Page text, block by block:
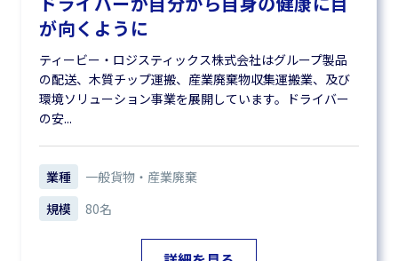
が向くように
ティービー・ロジスティックス株式会社はグループ製品
の配送、木質チップ運搬、産業廃棄物収集運搬業、及び
環境ソリューション事業を展開しています。ドライバー
の安...
業種
一般貨物・産業廃棄
規模
80名